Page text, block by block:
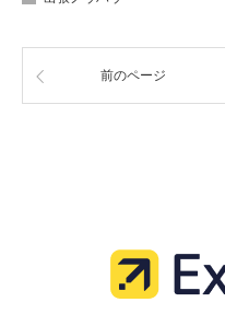
前のページ